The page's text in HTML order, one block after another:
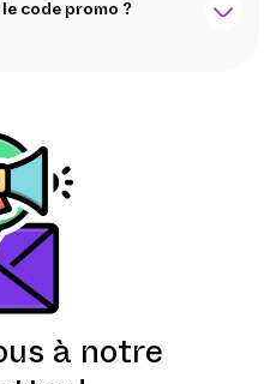
code promo ?
à notre